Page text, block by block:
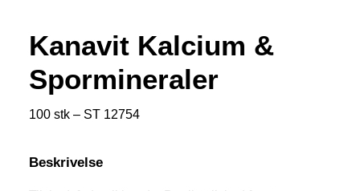
Kanavit Kalcium &
Spormineraler
100 stk – ST 12754
Beskrivelse